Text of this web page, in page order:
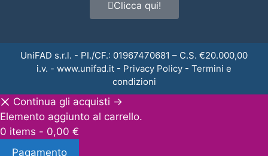
Clicca qui!
UniFAD s.r.l. - PI./CF.: 01967470681 – C.S. €20.000,00
i.v. - www.unifad.it - Privacy Policy - Termini e
condizioni
Continua gli acquisti →
Elemento aggiunto al carrello.
0 items - 0,00 €
Pagamento